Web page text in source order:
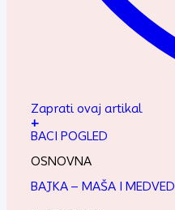
Zaprati ovaj artikal
+
BACI POGLED
OSNOVNA
BAJKA – MAŠA I MEDVED